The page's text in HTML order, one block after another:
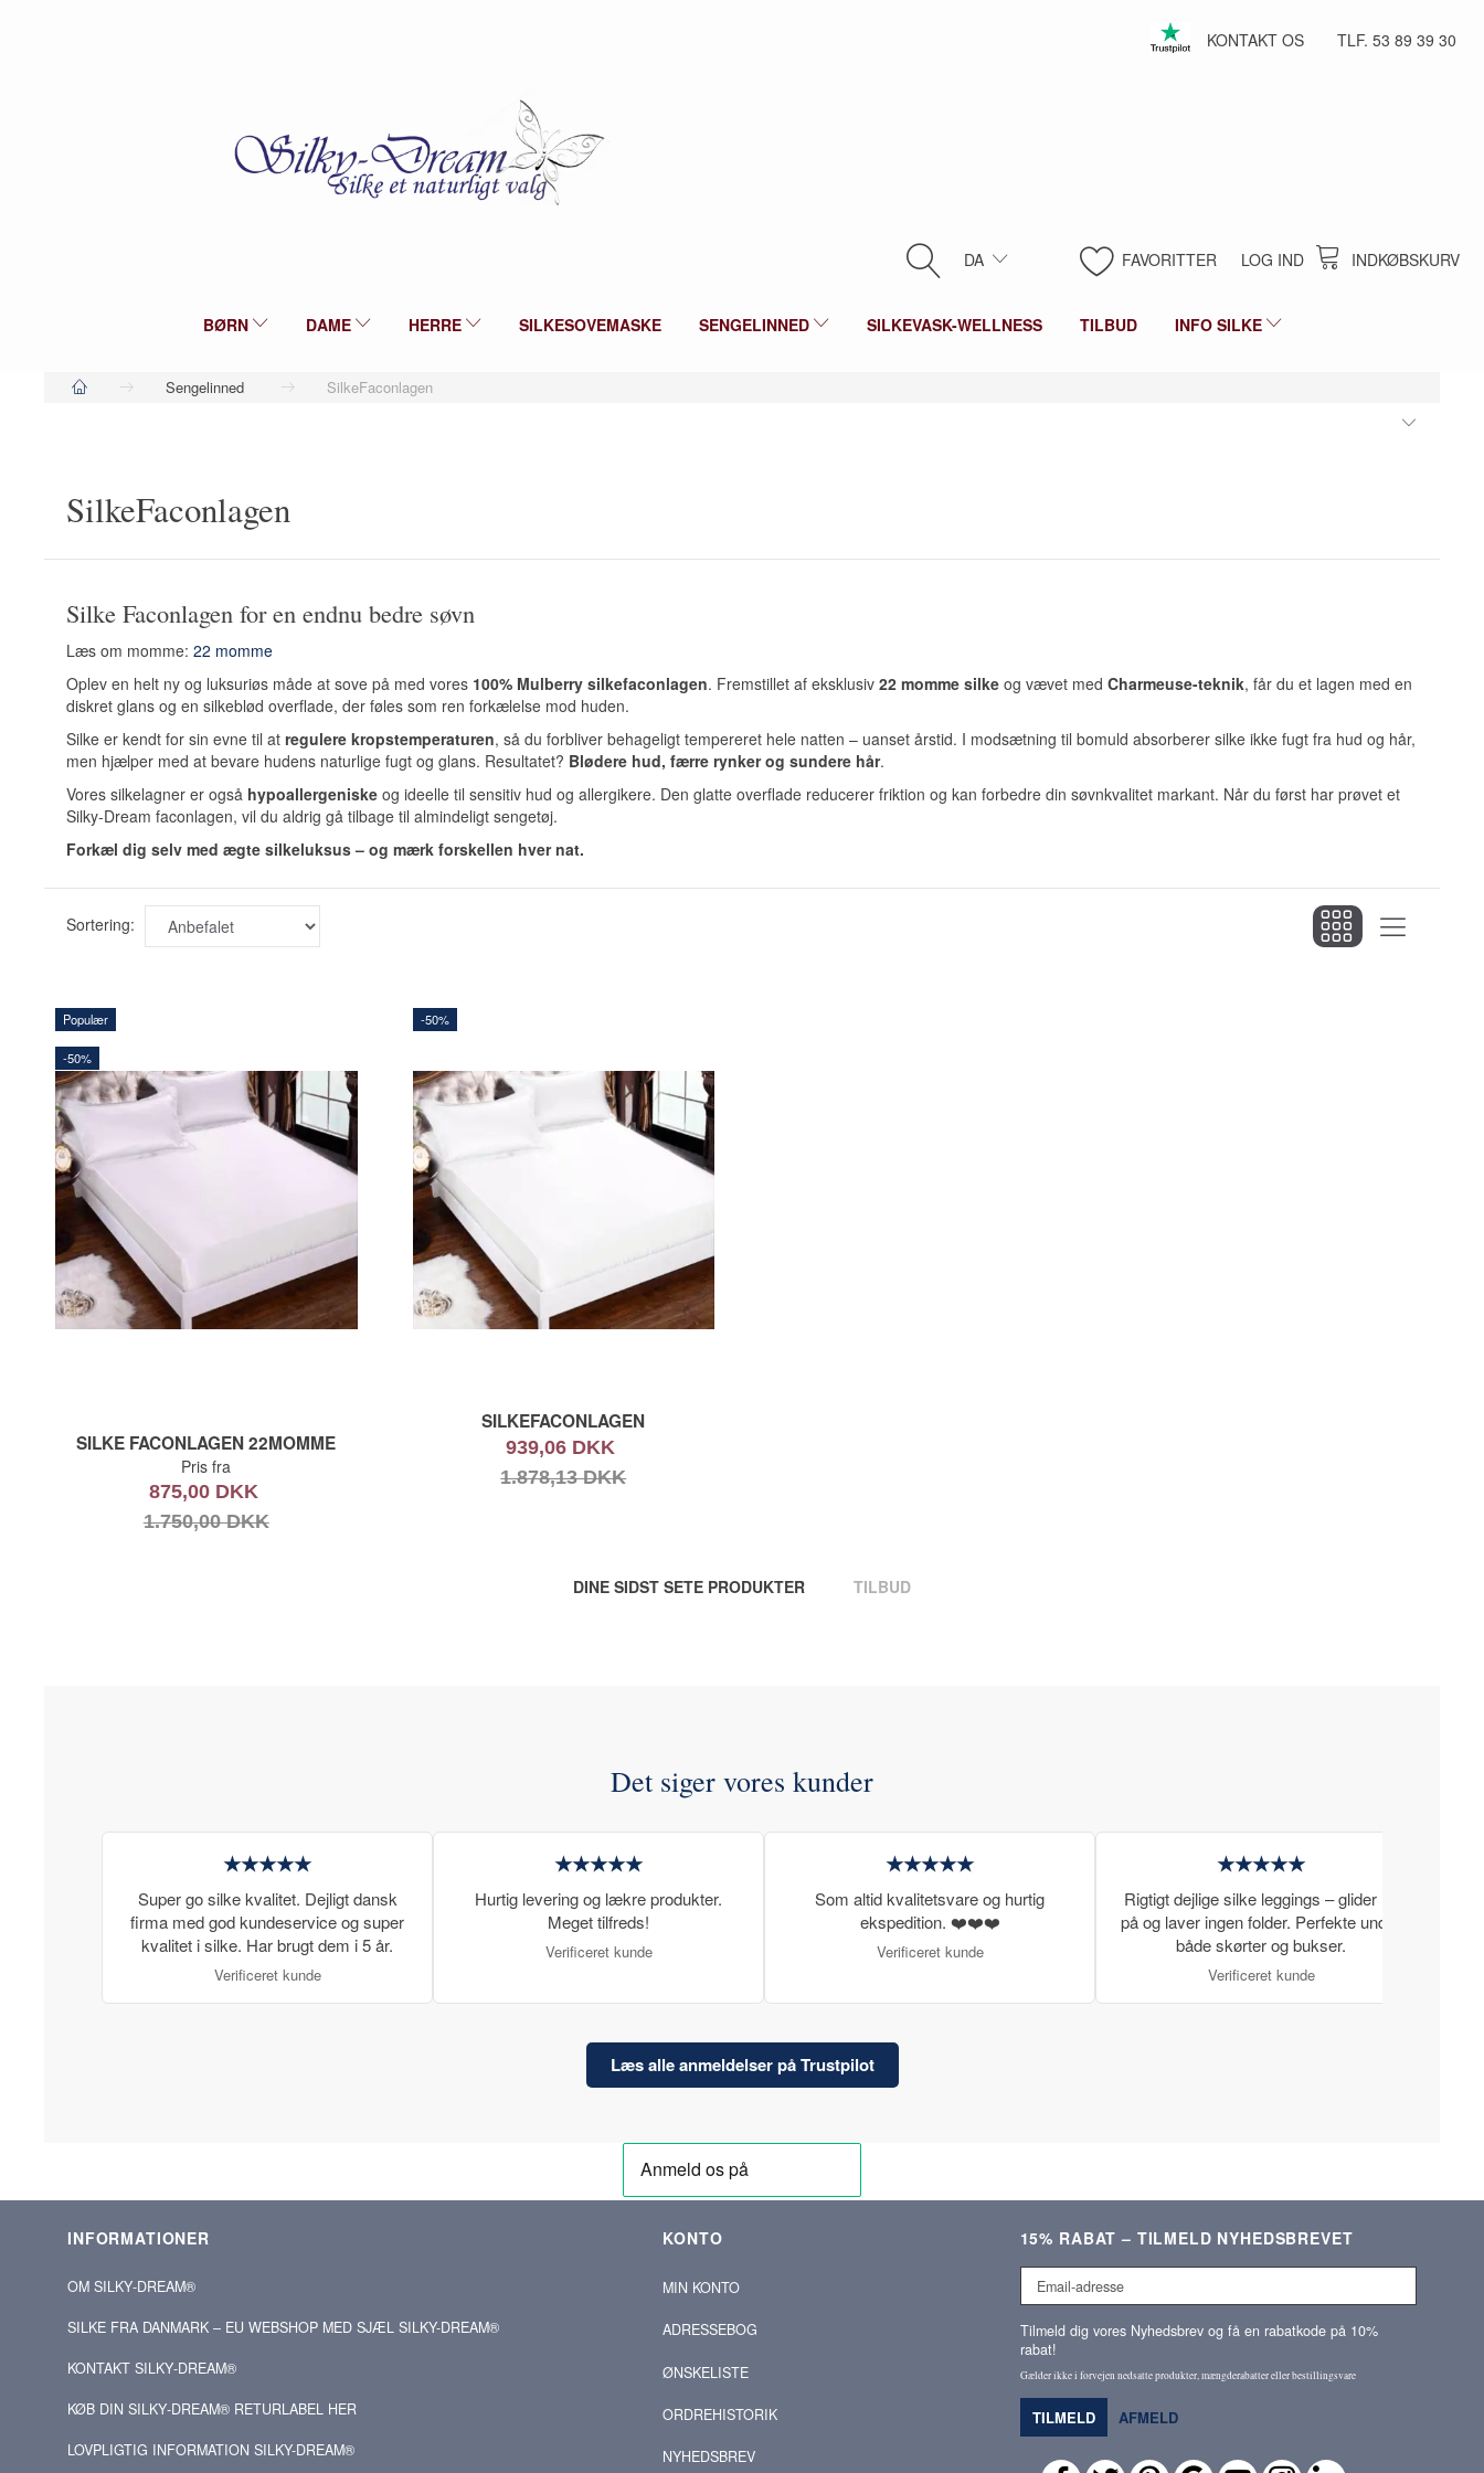
TLF. 53 89 39 30
KONTAKT OS
INDKØBSKURV
FAVORITTER LOG IND
DA
BØRN DAME HERRE SILKESOVEMASKE SENGELINNED SILKEVASK-WELLNESS TILBUD INFO SILKE
Sengelinned SilkeFaconlagen
SilkeFaconlagen
Silke Faconlagen for en endnu bedre søvn
Læs om momme: 22 momme
Oplev en helt ny og luksuriøs måde at sove på med vores 100% Mulberry silkefaconlagen. Fremstillet af eksklusiv 22 momme silke og vævet med Charmeuse-teknik, får du et lagen med en
diskret glans og en silkeblød overflade, der føles som ren forkælelse mod huden.
Silke er kendt for sin evne til at regulere kropstemperaturen, så du forbliver behageligt tempereret hele natten – uanset årstid. I modsætning til bomuld absorberer silke ikke fugt fra hud og hår,
men hjælper med at bevare hudens naturlige fugt og glans. Resultatet? Blødere hud, færre rynker og sundere hår.
Vores silkelagner er også hypoallergeniske og ideelle til sensitiv hud og allergikere. Den glatte overflade reducerer friktion og kan forbedre din søvnkvalitet markant. Når du først har prøvet et
Silky-Dream faconlagen, vil du aldrig gå tilbage til almindeligt sengetøj.
Forkæl dig selv med ægte silkeluksus – og mærk forskellen hver nat.
Sortering:
Populær
-50%
SILKE FACONLAGEN 22MOMME
Pris fra
875,00 DKK
1.750,00 DKK
-50%
SILKEFACONLAGEN
939,06 DKK
1.878,13 DKK
DINE SIDST SETE PRODUKTER TILBUD
Det siger vores kunder
★★★★★
Super go silke kvalitet. Dejligt dansk
firma med god kundeservice og super
kvalitet i silke. Har brugt dem i 5 år.
Verificeret kunde
★★★★★
Hurtig levering og lækre produkter.
Meget tilfreds!
Verificeret kunde
★★★★★
Som altid kvalitetsvare og hurtig
ekspedition. ❤️❤️❤️
Verificeret kunde
★★★★★
Rigtigt dejlige silke leggings – glider let
på og laver ingen folder. Perfekte under
både skørter og bukser.
Verificeret kunde
Læs alle anmeldelser på Trustpilot
INFORMATIONER
OM SILKY‑DREAM®
SILKE FRA DANMARK – EU WEBSHOP MED SJÆL SILKY-DREAM®
KONTAKT SILKY‑DREAM®
KØB DIN SILKY‑DREAM® RETURLABEL HER
LOVPLIGTIG INFORMATION SILKY-DREAM®
KONTO
MIN KONTO
ADRESSEBOG
ØNSKELISTE
ORDREHISTORIK
NYHEDSBREV
15% RABAT – TILMELD NYHEDSBREVET
Email-
adresse
Tilmeld dig vores Nyhedsbrev og få en rabatkode på 10%
rabat!
Gælder ikke i forvejen nedsatte produkter, mængderabatter eller bestillingsvare
TILMELD AFMELD